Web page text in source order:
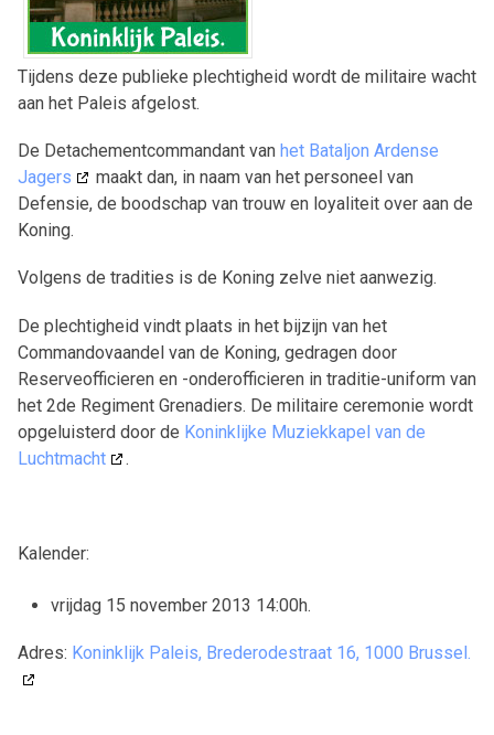
Tijdens deze publieke plechtigheid wordt de militaire wacht
aan het Paleis afgelost.
De Detachementcommandant van het Bataljon Ardense
Jagers
maakt dan, in naam van het personeel van
Defensie, de boodschap van trouw en loyaliteit over aan de
Koning.
Volgens de tradities is de Koning zelve niet aanwezig.
De plechtigheid vindt plaats in het bijzijn van het
Commandovaandel van de Koning, gedragen door
Reserveofficieren en -onderofficieren in traditie-uniform van
het 2de Regiment Grenadiers. De militaire ceremonie wordt
opgeluisterd door de Koninklijke Muziekkapel van de
Luchtmacht
.
Kalender:
vrijdag 15 november 2013 14:00h.
Adres: Koninklijk Paleis, Brederodestraat 16, 1000 Brussel.